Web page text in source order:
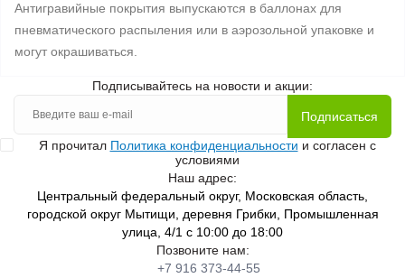
Антигравийные покрытия выпускаются в баллонах для
пневматического распыления или в аэрозольной упаковке и
могут окрашиваться.
Подписывайтесь на новости и акции:
Подписаться
Я прочитал Политика конфиденциальности и согласен с
условиями
Наш адрес:
Центральный федеральный округ, Московская область,
городской округ Мытищи, деревня Грибки, Промышленная
улица, 4/1 с 10:00 до 18:00
Позвоните нам:
+7 916 373-44-55